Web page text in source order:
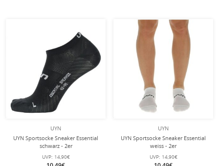
UYN
UYN Sportsocke Sneaker Essential
schwarz - 2er
UVP: 14,90€
UYN
UYN Sportsocke Sneaker Essential
weiss - 2er
UVP: 14,90€